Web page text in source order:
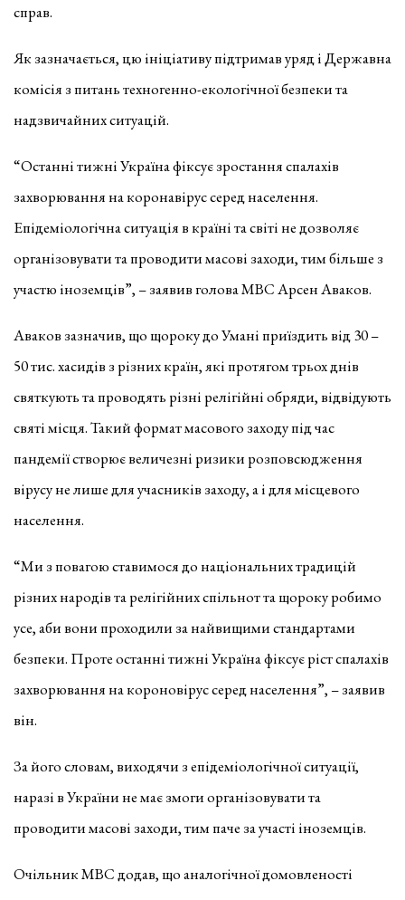
справ.
Як зазначається, цю ініціативу підтримав уряд і Державна
комісія з питань техногенно-екологічної безпеки та
надзвичайних ситуацій.
“Останні тижні Україна фіксує зростання спалахів
захворювання на коронавірус серед населення.
Епідеміологічна ситуація в країні та світі не дозволяє
організовувати та проводити масові заходи, тим більше з
участю іноземців”, – заявив голова МВС Арсен Аваков.
Аваков зазначив, що щороку до Умані приїздить від 30 –
50 тис. хасидів з різних країн, які протягом трьох днів
святкують та проводять різні релігійні обряди, відвідують
святі місця. Такий формат масового заходу під час
пандемії створює величезні ризики розповсюдження
вірусу не лише для учасників заходу, а і для місцевого
населення.
“Ми з повагою ставимося до національних традицій
різних народів та релігійних спільнот та щороку робимо
усе, аби вони проходили за найвищими стандартами
безпеки. Проте останні тижні Україна фіксує ріст спалахів
захворювання на короновірус серед населення”, – заявив
він.
За його словам, виходячи з епідеміологічної ситуації,
наразі в України не має змоги організовувати та
проводити масові заходи, тим паче за участі іноземців.
Очільник МВС додав, що аналогічної домовленості